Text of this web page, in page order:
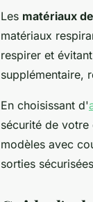
Les matériaux
matériaux
respirer et
supplémentaire,
En choisissant d'
sécurité de votre
modèles avec
sorties